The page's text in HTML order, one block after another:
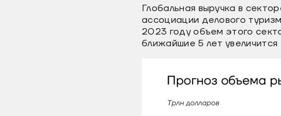
Глобальная выручка в
ассоциации делового
2023 году объем этого
ближайшие 5 лет